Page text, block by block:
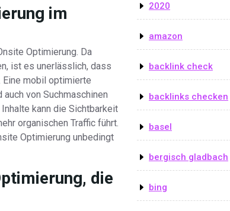
im
Optimierung. Da
ist es unerlässlich, dass
mobil optimierte
von Suchmaschinen
kann die Sichtbarkeit
organischen Traffic führt.
Optimierung unbedingt
die
2020
amazon
backlink check
backlinks checken
basel
bergisch gladbach
bing